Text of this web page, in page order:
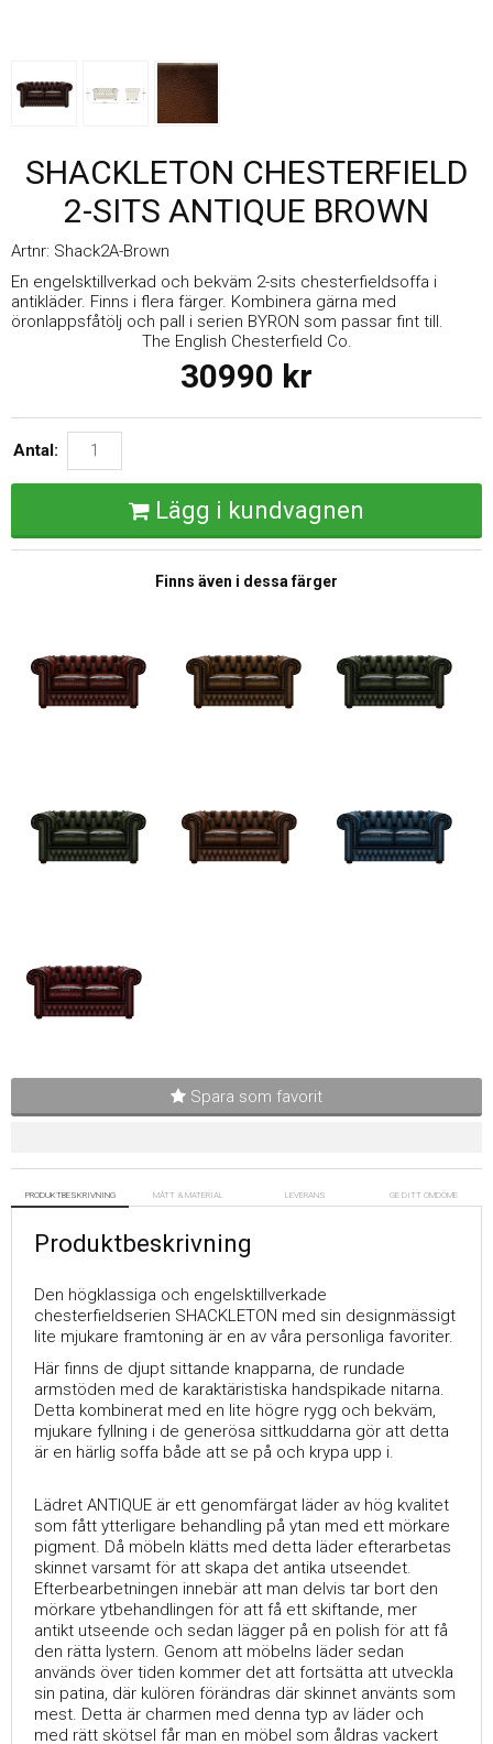
SHACKLETON CHESTERFIELD
2-SITS ANTIQUE BROWN
Artnr: Shack2A-Brown
En engelsktillverkad och bekväm 2-sits chesterfieldsoffa i
antikläder. Finns i flera färger. Kombinera gärna med
öronlappsfåtölj och pall i serien BYRON som passar fint till.
The English Chesterfield Co.
30990 kr
Antal:
Lägg i kundvagnen
Finns även i dessa färger
Spara som favorit
PRODUKTBESKRIVNING MÅTT & MATERIAL LEVERANS GE DITT OMDÖME
Produktbeskrivning
Den högklassiga och engelsktillverkade
chesterfieldserien SHACKLETON med sin designmässigt
lite mjukare framtoning är en av våra personliga favoriter.
Här finns de djupt sittande knapparna, de rundade
armstöden med de karaktäristiska handspikade nitarna.
Detta kombinerat med en lite högre rygg och bekväm,
mjukare fyllning i de generösa sittkuddarna gör att detta
är en härlig soffa både att se på och krypa upp i.
Lädret ANTIQUE är ett genomfärgat läder av hög kvalitet
som fått ytterligare behandling på ytan med ett mörkare
pigment. Då möbeln klätts med detta läder efterarbetas
skinnet varsamt för att skapa det antika utseendet.
Efterbearbetningen innebär att man delvis tar bort den
mörkare ytbehandlingen för att få ett skiftande, mer
antikt utseende och sedan lägger på en polish för att få
den rätta lystern. Genom att möbelns läder sedan
används över tiden kommer det att fortsätta att utveckla
sin patina, där kulören förändras där skinnet använts som
mest. Detta är charmen med denna typ av läder och
med rätt skötsel får man en möbel som åldras vackert